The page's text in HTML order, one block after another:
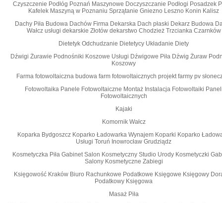
Czyszczenie Podłóg Poznań Maszynowe Doczyszczanie Podłogi Posadzek
Kafelek Maszyną w Poznaniu Sprzątanie Gniezno Leszno Konin Kalisz
Dachy Piła Budowa Dachów Firma Dekarska Dach płaski Dekarz Budowa
Wałcz usługi dekarskie Złotów dekarstwo Chodzież Trzcianka Czarnków
Dietetyk Odchudzanie Dietetycy Układanie Diety
Dźwigi Żurawie Podnośniki Koszowe Usługi Dźwigowe Piła Dźwig Żuraw
Koszowy
Farma fotowoltaiczna budowa farm fotowoltaicznych projekt farmy pv
Fotowoltaika Panele Fotowoltaiczne Montaż Instalacja Fotowoltaiki
Fotowoltaicznych
Kajaki
Komornik Wałcz
Koparka Bydgoszcz Koparko Ładowarka Wynajem Koparki Koparko
Usługi Toruń Inowrocław Grudziądz
Kosmetyczka Piła Gabinet Salon Kosmetyczny Studio Urody Kosmetyczki
Salony Kosmetyczne Zabiegi
Księgowość Kraków Biuro Rachunkowe Podatkowe Księgowe Księgowy
Podatkowy Księgowa
Masaż Piła